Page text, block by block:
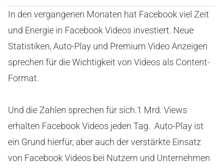
In den vergangenen Monaten hat Facebook viel Zeit
und Energie in Facebook Videos investiert. Neue
Statistiken, Auto-Play und Premium Video Anzeigen
sprechen für die Wichtigkeit von Videos als Content-
Format.
Und die Zahlen sprechen für sich.1 Mrd. Views
erhalten Facebook Videos jeden Tag. Auto-Play ist
ein Grund hierfür, aber auch der verstärkte Einsatz
von Facebook Videos bei Nutzern und Unternehmen